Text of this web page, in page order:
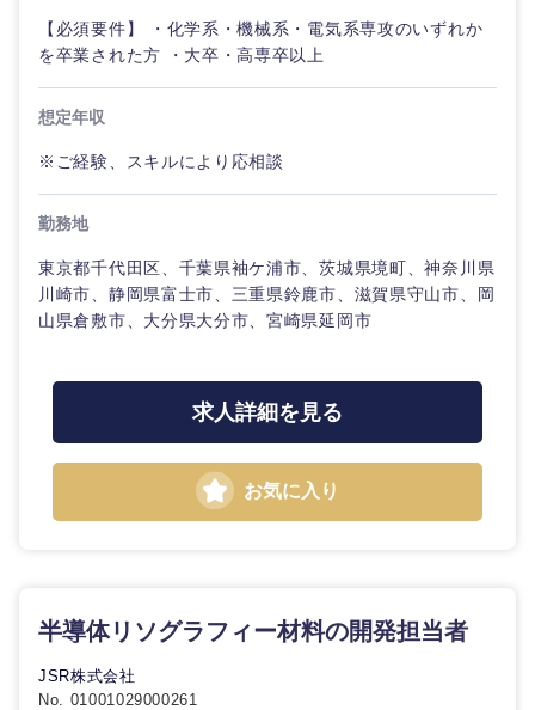
【必須要件】 ・化学系・機械系・電気系専攻のいずれか
を卒業された方 ・大卒・高専卒以上
想定年収
※ご経験、スキルにより応相談
勤務地
東京都千代田区、千葉県袖ケ浦市、茨城県境町、神奈川県
川崎市、静岡県富士市、三重県鈴鹿市、滋賀県守山市、岡
山県倉敷市、大分県大分市、宮崎県延岡市
求人詳細を見る
お気に入り
半導体リソグラフィー材料の開発担当者
JSR株式会社
No. 01001029000261